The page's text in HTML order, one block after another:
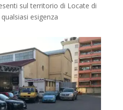
sul territorio di Locate di
esigenza